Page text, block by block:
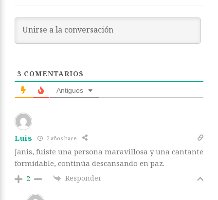
3 COMENTARIOS
Antiguos
Luis 2 años hace
Janis, fuiste una persona maravillosa y una cantante
formidable, continúa descansando en paz.
2 Responder